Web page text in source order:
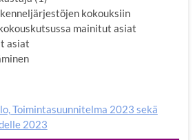
kokouksiin
mainitut asiat
asiat
Toimintasuunnitelma 2023 sekä
2023